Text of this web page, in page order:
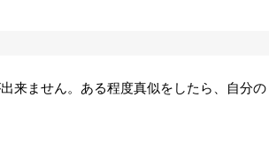
来ません。ある程度真似をしたら、自分の